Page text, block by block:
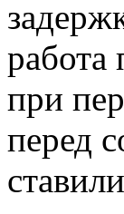
работа
при
перед